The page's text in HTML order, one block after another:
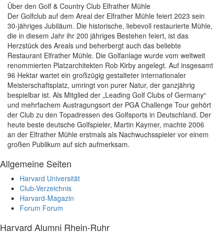
Über den Golf & Country Club Elfrather Mühle
Der Golfclub auf dem Areal der Elfrather Mühle feiert 2023 sein
30-jähriges Jubiläum. Die historische, liebevoll restaurierte Mühle,
die in diesem Jahr ihr 200 jähriges Bestehen feiert, ist das
Herzstück des Areals und beherbergt auch das beliebte
Restaurant Elfrather Mühle. Die Golfanlage wurde vom weltweit
renommierten Platzarchitekten Rob Kirby angelegt. Auf insgesamt
96 Hektar wartet ein großzügig gestalteter internationaler
Meisterschaftsplatz, umringt von purer Natur, der ganzjährig
bespielbar ist. Als Mitglied der „Leading Golf Clubs of Germany“
und mehrfachem Austragungsort der PGA Challenge Tour gehört
der Club zu den Topadressen des Golfsports in Deutschland. Der
heute beste deutsche Golfspieler, Martin Kaymer, machte 2006
an der Elfrather Mühle erstmals als Nachwuchsspieler vor einem
großen Publikum auf sich aufmerksam.
Allgemeine Seiten
Harvard Universität
Club-Verzeichnis
Harvard-Magazin
Forum Forum
Harvard Alumni Rhein-Ruhr